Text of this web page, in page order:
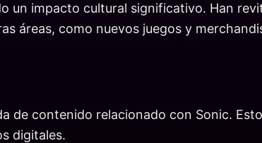
un impacto cultural significativo. Han
áreas, como nuevos juegos y
de contenido relacionado con Sonic.
digitales.